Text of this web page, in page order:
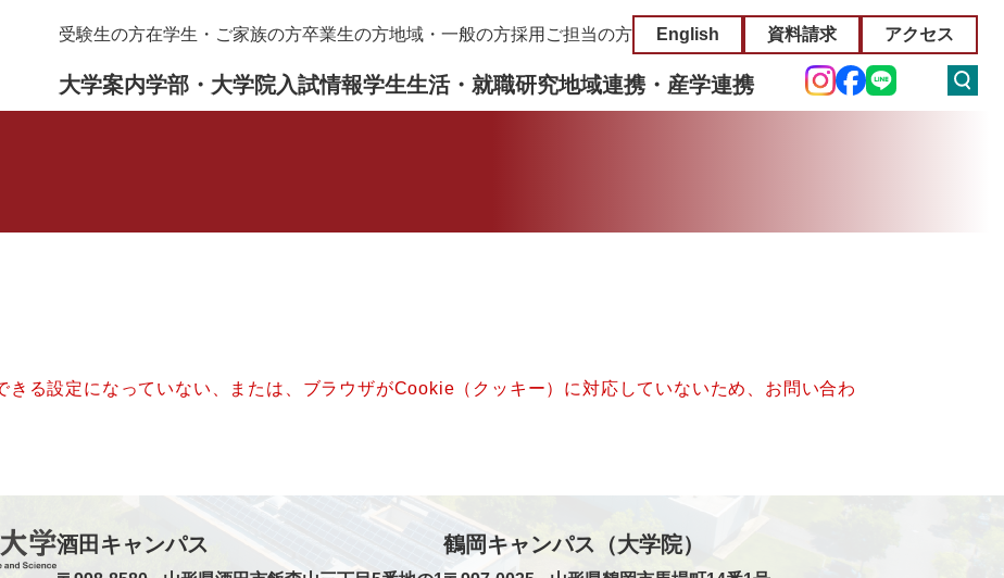
本
受験生の方在学生・ご家族の方卒業生の方地域・一般の方採用ご担当の方 English 資料請求 アクセス
大学案内学部・大学院入試情報学生生活・就職研究地域連携・産学連携
る設定になっていない、または、ブラウザがCookie（クッキー）に対応していないため、お問い合わ
酒田キャンパス 鶴岡キャンパス（大学院）